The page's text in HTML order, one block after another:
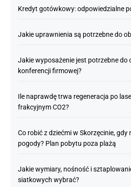
Kredyt gotówkowy: odpowiedzialne
Jakie uprawnienia są potrzebne do
Jakie wyposażenie jest potrzebne do
konferencji firmowej?
Ile naprawdę trwa regeneracja po
frakcyjnym CO2?
Co robić z dziećmi w Skorzęcinie, gdy
pogody? Plan pobytu poza plażą
Jakie wymiary, nośność i
siatkowych wybrać?